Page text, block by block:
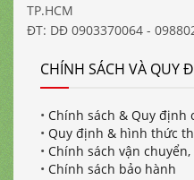
TP.HCM
ĐT: DĐ 0903370064 -
CHÍNH SÁCH VÀ QUY
• Chính sách & Quy định
• Quy định & hình thức
• Chính sách vận
• Chính sách bảo hành